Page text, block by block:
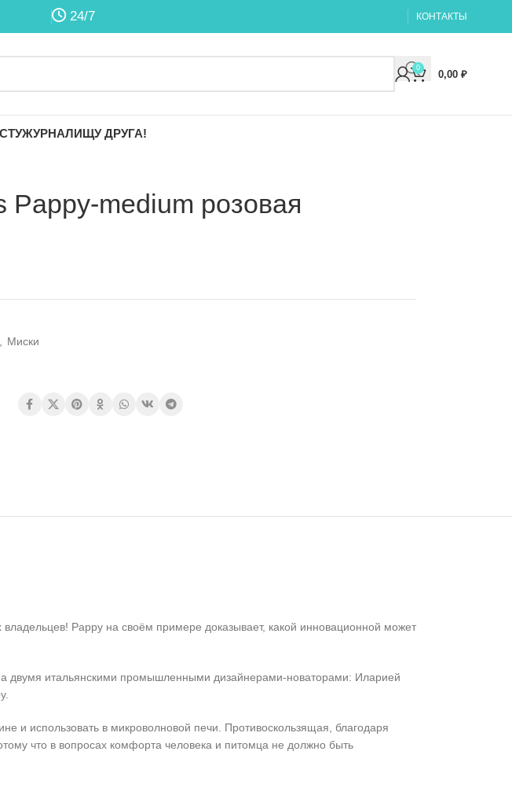
24/7 КОНТАКТЫ
0
0,00 ₽
ЖУРНАЛИЩУ ДРУГА!
Pappy-medium розовая
Миски
Pappy на своём примере доказывает, какой инновационной может
двумя итальянскими промышленными дизайнерами-новаторами: Иларией
и использовать в микроволновой печи. Противоскользящая, благодаря
что в вопросах комфорта человека и питомца не должно быть